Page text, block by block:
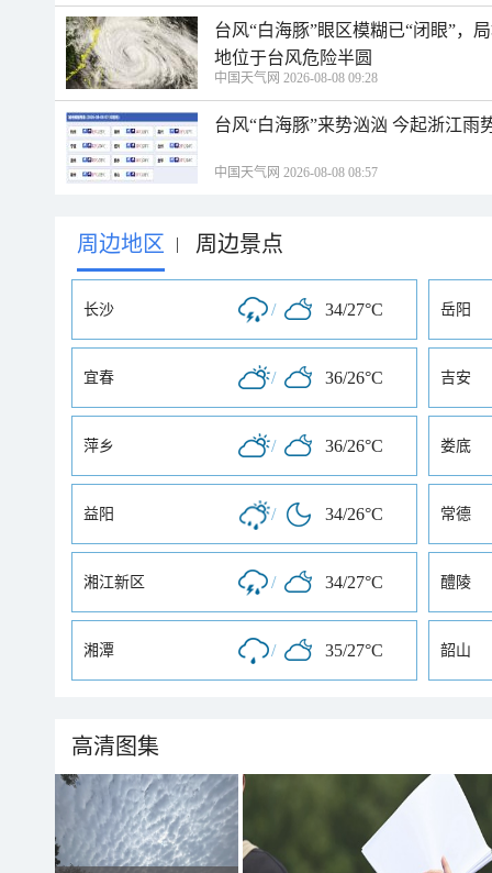
台风“白海豚”眼区模糊已“闭眼”，
地位于台风危险半圆
中国天气网 2026-08-08 09:28
台风“白海豚”来势汹汹 今起浙江雨
中国天气网 2026-08-08 08:57
周边地区 | 周边景点
长沙 / 34/27°C 岳阳
宜春 / 36/26°C 吉安
萍乡 / 36/26°C 娄底
益阳 / 34/26°C 常德
湘江新区 / 34/27°C 醴陵
湘潭 / 35/27°C 韶山
高清图集